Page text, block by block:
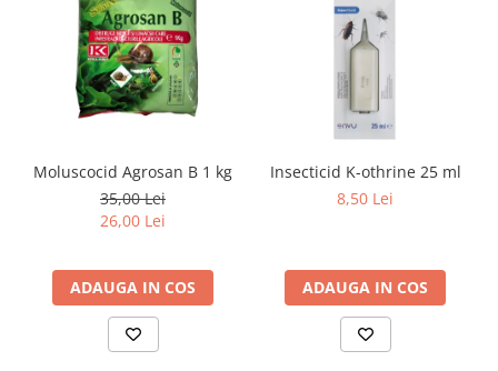
Moluscocid Agrosan B 1 kg
35,00 Lei
26,00 Lei
ADAUGA IN COS
Insecticid K-othrine 25 ml
8,50 Lei
ADAUGA IN COS